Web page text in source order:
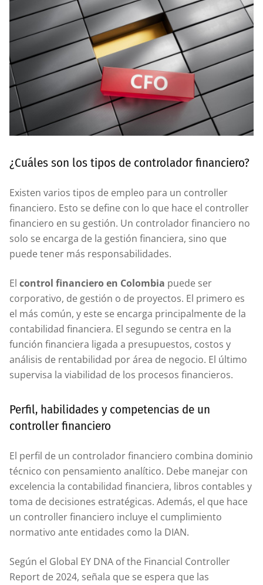
¿Cuáles son los tipos de controlador financiero?
Existen varios tipos de empleo para un controller
financiero. Esto se define con lo que hace el controller
financiero en su gestión. Un controlador financiero no
solo se encarga de la gestión financiera, sino que
puede tener más responsabilidades.
El control financiero en Colombia puede ser
corporativo, de gestión o de proyectos. El primero es
el más común, y este se encarga principalmente de la
contabilidad financiera. El segundo se centra en la
función financiera ligada a presupuestos, costos y
análisis de rentabilidad por área de negocio. El último
supervisa la viabilidad de los procesos financieros.
Perfil, habilidades y competencias de un
controller financiero
El perfil de un controlador financiero combina dominio
técnico con pensamiento analítico. Debe manejar con
excelencia la contabilidad financiera, libros contables y
toma de decisiones estratégicas. Además, el que hace
un controller financiero incluye el cumplimiento
normativo ante entidades como la DIAN.
Según el Global EY DNA of the Financial Controller
Report de 2024, señala que se espera que las